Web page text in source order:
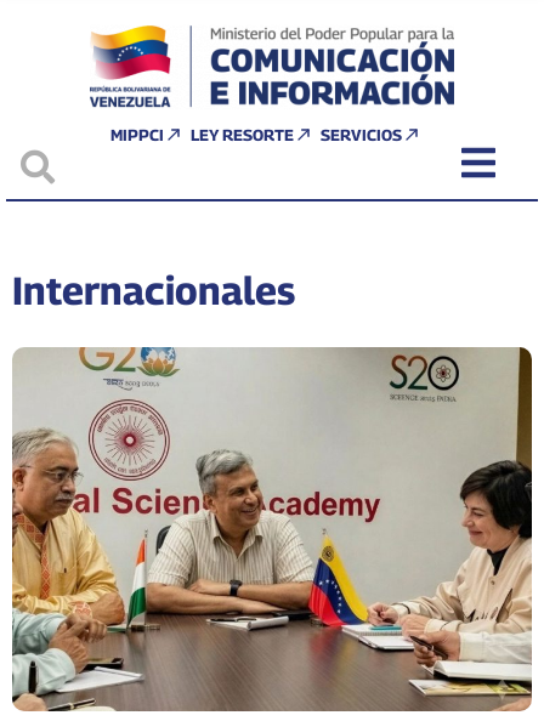
MIPPCI LEY RESORTE SERVICIOS
Internacionales